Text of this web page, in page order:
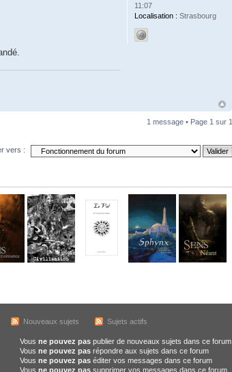
11:07
Localisation : Strasbourg
1 message • Page 1 sur 1
vers :
Nouveaux sujets Sujets actifs
Vous ne pouvez paspublier de nouveaux sujets dans ce forum
Vous ne pouvez pasrépondre aux sujets dans ce forum
Vous ne pouvez paséditer vos messages dans ce forum
Vous ne pouvez passupprimer vos messages dans ce forum